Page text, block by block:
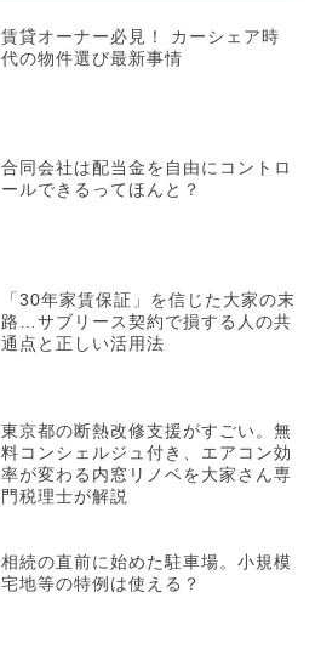
賃貸オーナー必見！ カーシェア時
代の物件選び最新事情
合同会社は配当金を自由にコントロ
ールできるってほんと？
「30年家賃保証」を信じた大家の末
路…サブリース契約で損する人の共
通点と正しい活用法
東京都の断熱改修支援がすごい。無
料コンシェルジュ付き、エアコン効
率が変わる内窓リノベを大家さん専
門税理士が解説
相続の直前に始めた駐車場。小規模
宅地等の特例は使える？